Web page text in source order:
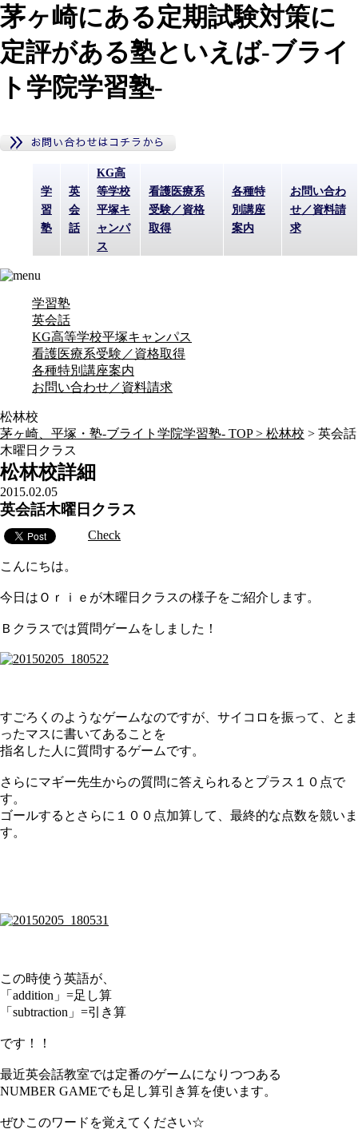
茅ヶ崎にある定期試験対策に
定評がある塾といえば-ブライ
ト学院学習塾-
学
習
塾
英
会
話
KG高
等学校
平塚キ
ャンパ
ス
看護医療系
受験／資格
取得
各種特
別講座
案内
お問い合わ
せ／資料請
求
学習塾
英会話
KG高等学校平塚キャンパス
看護医療系受験／資格取得
各種特別講座案内
お問い合わせ／資料請求
松林校
茅ヶ崎、平塚・塾-ブライト学院学習塾- TOP > 松林校 > 英会話
木曜日クラス
松林校詳細
2015.02.05
英会話木曜日クラス
Check
こんにちは。
今日はＯｒｉｅが木曜日クラスの様子をご紹介します。
Ｂクラスでは質問ゲームをしました！
すごろくのようなゲームなのですが、サイコロを振って、とま
ったマスに書いてあることを
指名した人に質問するゲームです。
さらにマギー先生からの質問に答えられるとプラス１０点で
す。
ゴールするとさらに１００点加算して、最終的な点数を競いま
す。
この時使う英語が、
「addition」=足し算
「subtraction」=引き算
です！！
最近英会話教室では定番のゲームになりつつある
NUMBER GAMEでも足し算引き算を使います。
ぜひこのワードを覚えてください☆